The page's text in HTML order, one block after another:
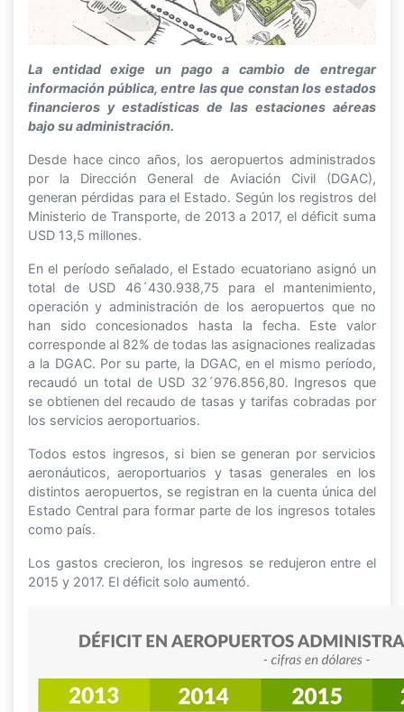
La entidad exige un pago a cambio de entregar
información pública, entre las que constan los estados
financieros y estadísticas de las estaciones aéreas
bajo su administración.
Desde hace cinco años, los aeropuertos administrados
por la Dirección General de Aviación Civil (DGAC),
generan pérdidas para el Estado. Según los registros del
Ministerio de Transporte, de 2013 a 2017, el déficit suma
USD 13,5 millones.
En el período señalado, el Estado ecuatoriano asignó un
total de USD 46´430.938,75 para el mantenimiento,
operación y administración de los aeropuertos que no
han sido concesionados hasta la fecha. Este valor
corresponde al 82% de todas las asignaciones realizadas
a la DGAC. Por su parte, la DGAC, en el mismo período,
recaudó un total de USD 32´976.856,80. Ingresos que
se obtienen del recaudo de tasas y tarifas cobradas por
los servicios aeroportuarios.
Todos estos ingresos, si bien se generan por servicios
aeronáuticos, aeroportuarios y tasas generales en los
distintos aeropuertos, se registran en la cuenta única del
Estado Central para formar parte de los ingresos totales
como país.
Los gastos crecieron, los ingresos se redujeron entre el
2015 y 2017. El déficit solo aumentó.